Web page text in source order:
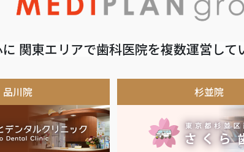
関東エリアで歯科医院を複数運営して
品川院 杉並院